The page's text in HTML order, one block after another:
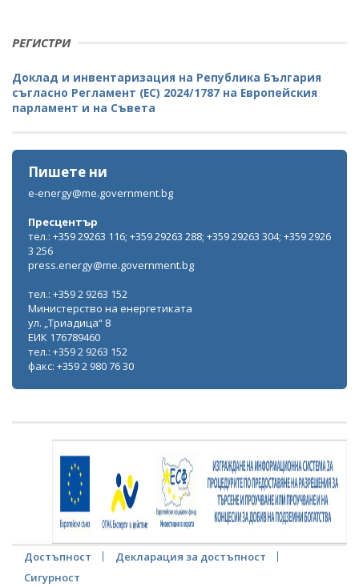
РЕГИСТРИ
Доклад и инвентаризация на Република България
съгласно Регламент (ЕС) 2024/1787 на Европейския
парламент и на Съвета
Пишете ни
e-energy@me.government.bg
Пресцентър
тел.: +359 29263 116; +359 29263 288; +359 29263 304; +359 2926
3 256
press.energy@me.government.bg
тел.: +359 2 9263 152
Министерство на енергетиката
ул. „Триадица“ 8
ЕИК 176789460
тел.: +359 2 9263 152
факс: +359 2 980 76 30
Достъпност
Декларация за достъпност
Сигурност